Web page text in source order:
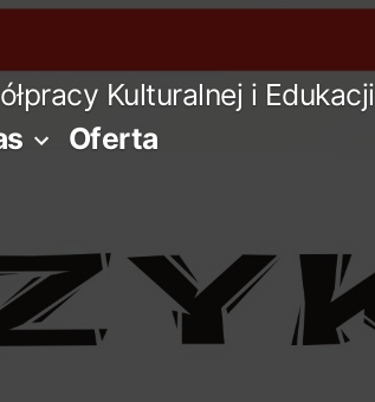
Kulturalnej i Edukacji
Oferta